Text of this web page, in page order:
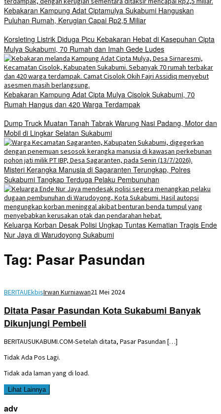
Kebakaran Kampung Adat Ciptamulya Sukabumi Hanguskan
Puluhan Rumah, Kerugian Capai Rp2,5 Miliar
Korsleting Listrik Diduga Picu Kebakaran Hebat di Kasepuhan Cipta
Mulya Sukabumi, 70 Rumah dan Imah Gede Ludes
Kebakaran Kampung Adat Cipta Mulya Cisolok Sukabumi, 70
Rumah Hangus dan 420 Warga Terdampak
Dump Truck Muatan Tanah Tabrak Warung Nasi Padang, Motor dan
Mobil di Lingkar Selatan Sukabumi
Misteri Kerangka Manusia di Sagaranten Terungkap, Polres
Sukabumi Tangkap Terduga Pelaku Pembunuhan
Keluarga Korban Desak Polisi Ungkap Tuntas Kematian Tragis Ende
Nur Jaya di Warudoyong Sukabumi
Tag: Pasar Pasundan
BERITAUEkbisIrwan Kurniawan21 Mei 2024
Ditata Pasar Pasundan Kota Sukabumi Banyak
Dikunjungi Pembeli
BERITAUSUKABUMI.COM-Setelah ditata, Pasar Pasundan […]
Tidak Ada Pos Lagi.
Tidak ada laman yang di load.
Lihat Lainnya
adv